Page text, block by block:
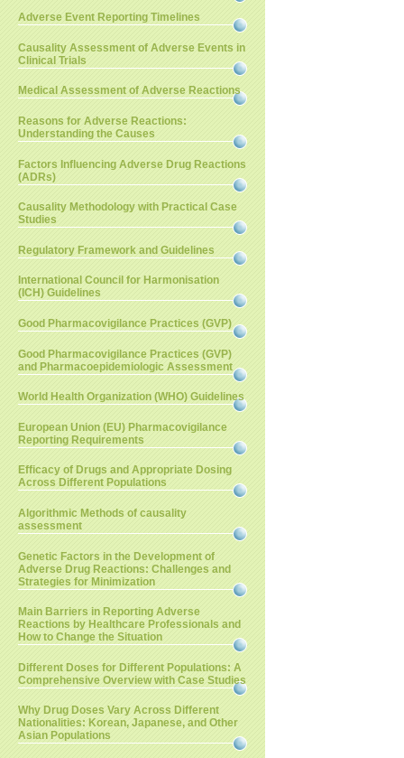
Adverse Event Reporting Timelines
Causality Assessment of Adverse Events in
Clinical Trials
Medical Assessment of Adverse Reactions
Reasons for Adverse Reactions:
Understanding the Causes
Factors Influencing Adverse Drug Reactions
(ADRs)
Causality Methodology with Practical Case
Studies
Regulatory Framework and Guidelines
International Council for Harmonisation
(ICH) Guidelines
Good Pharmacovigilance Practices (GVP)
Good Pharmacovigilance Practices (GVP)
and Pharmacoepidemiologic Assessment
World Health Organization (WHO) Guidelines
European Union (EU) Pharmacovigilance
Reporting Requirements
Efficacy of Drugs and Appropriate Dosing
Across Different Populations
Algorithmic Methods of causality
assessment
Genetic Factors in the Development of
Adverse Drug Reactions: Challenges and
Strategies for Minimization
Main Barriers in Reporting Adverse
Reactions by Healthcare Professionals and
How to Change the Situation
Different Doses for Different Populations: A
Comprehensive Overview with Case Studies
Why Drug Doses Vary Across Different
Nationalities: Korean, Japanese, and Other
Asian Populations